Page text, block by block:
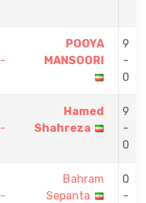
POOYA
MANSOORI
9
-
0
Hamed
Shahreza
9
-
0
Bahram
Sepanta
0
-